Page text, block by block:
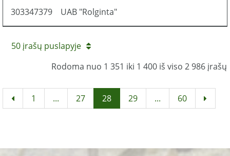
303347379 UAB "Rolginta"
50 įrašų puslapyje
Rodoma nuo 1 351 iki 1 400 iš viso 2 986 įrašų
1 ... 27 28 29 ... 60